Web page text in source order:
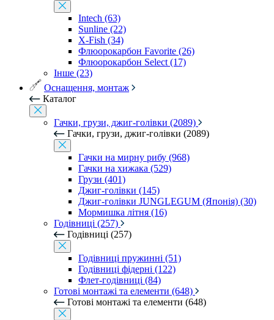
Intech (63)
Sunline (22)
X-Fish (34)
Флюорокарбон Favorite (26)
Флюорокарбон Select (17)
Інше (23)
Оснащення, монтаж
Каталог
Гачки, грузи, джиг-голівки (2089)
Гачки, грузи, джиг-голівки (2089)
Гачки на мирну рибу (968)
Гачки на хижака (529)
Грузи (401)
Джиг-голівки (145)
Джиг-голівки JUNGLEGUM (Японія) (30)
Мормишка літня (16)
Годівниці (257)
Годівниці (257)
Годівниці пружинні (51)
Годівниці фідерні (122)
Флет-годівниці (84)
Готові монтажі та елементи (648)
Готові монтажі та елементи (648)